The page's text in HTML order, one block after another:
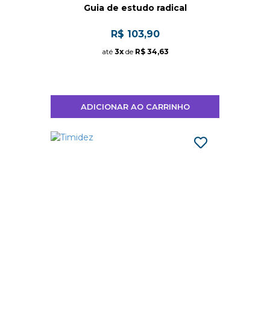
Guia de estudo radical
R$ 103,90
até 3xde R$ 34,63
ADICIONAR AO CARRINHO